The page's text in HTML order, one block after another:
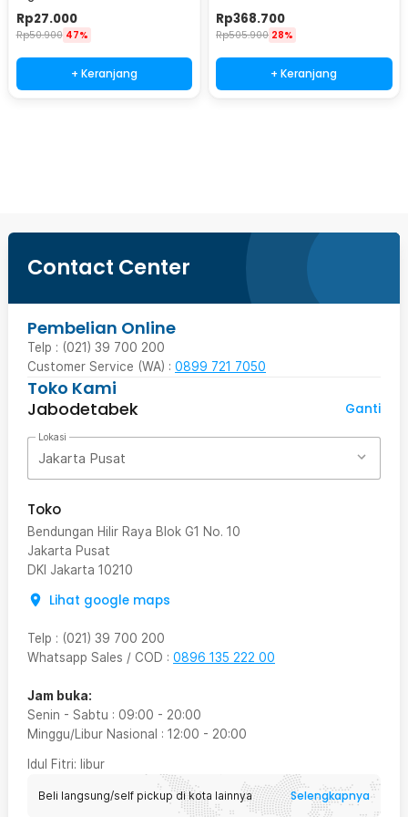
Built-in Mijia Bluetooth Gateway Function
Dengan fungsi built-in Mijia Bluetooth. gateway, Anda dapat
menghubungkan perangkat seperti termometer dan hygrometer
yang Anda miliki sehingga Anda dapat merawat tanaman Anda di
rumah secara otomatis langsung dengan alat canggih ini.
Hygrometer Weather Station -
2158
Rp27.000
Rp50.900 47%
+ Keranjang
Bayi Constant Monitoring -
MMC-T201-2
Rp368.700
Rp505.900 28%
+ Keranjang
Contact Center
Pembelian Online
Telp : (021) 39 700 200
Customer Service (WA) : 0899 721 7050
Toko Kami
Jabodetabek
Ganti
Lokasi
Jakarta Pusat
Toko
Bendungan Hilir Raya Blok G1 No. 10
Jakarta Pusat
DKI Jakarta 10210
Lihat google maps
Telp : (021) 39 700 200
Whatsapp Sales / COD : 0896 135 222 00
Jam buka:
Senin - Sabtu : 09:00 - 20:00
Minggu/Libur Nasional : 12:00 - 20:00
Idul Fitri: libur
Beli langsung/self pickup di kota lainnya Selengkapnya